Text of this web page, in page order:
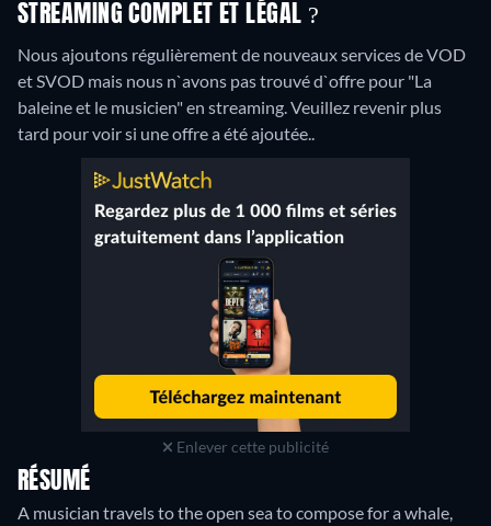
STREAMING COMPLET ET LÉGAL ?
Nous ajoutons régulièrement de nouveaux services de VOD
et SVOD mais nous n`avons pas trouvé d`offre pour "La
baleine et le musicien" en streaming. Veuillez revenir plus
tard pour voir si une offre a été ajoutée..
Enlever cette publicité
RÉSUMÉ
A musician travels to the open sea to compose for a whale,